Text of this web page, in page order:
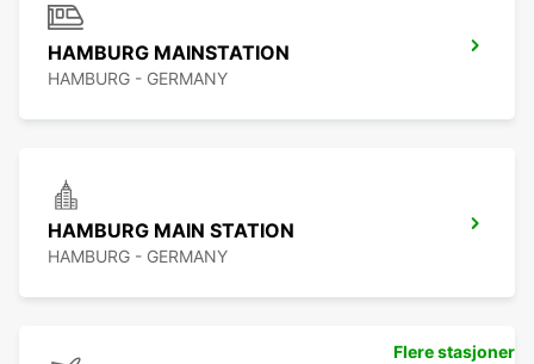
HAMBURG MAINSTATION
HAMBURG - GERMANY
HAMBURG MAIN STATION
HAMBURG - GERMANY
Flere stasjoner